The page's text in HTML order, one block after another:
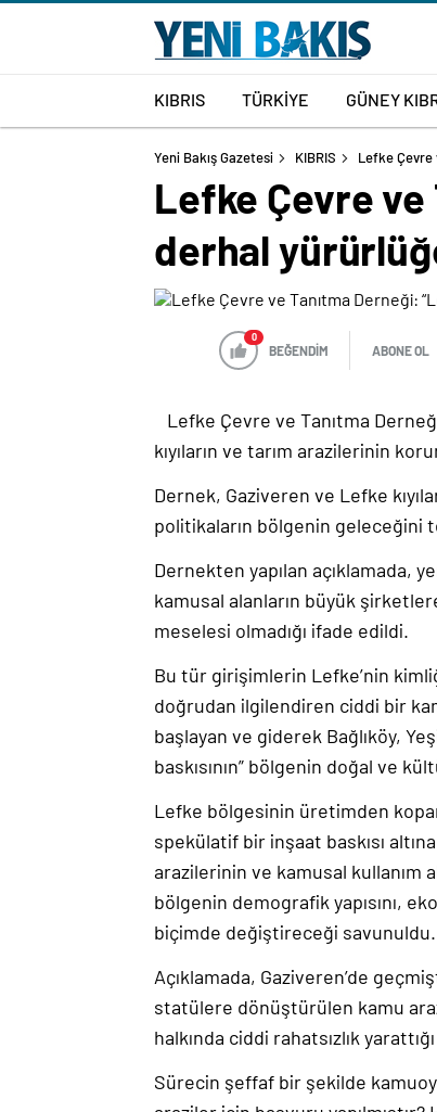
KIBRIS TÜRKİYE GÜNEY
Yeni Bakış Gazetesi KIBRIS Lefke Çevre
Lefke Çevre ve
derhal
0
BEĞENDİM ABONE OL
Lefke Çevre ve Tanıtma
kıyıların ve tarım arazilerinin
Dernek, Gaziveren ve Lefke
politikaların bölgenin
Dernekten yapılan açıklamada,
kamusal alanların büyük
meselesi olmadığı ifade edildi.
Bu tür girişimlerin Lefke’nin
doğrudan ilgilendiren ciddi bir
başlayan ve giderek Bağlıköy,
baskısının” bölgenin doğal ve
Lefke bölgesinin üretimden
spekülatif bir inşaat baskısı
arazilerinin ve kamusal kullanım
bölgenin demografik yapısını,
biçimde değiştireceği savunuldu.
Açıklamada, Gaziveren’de
statülere dönüştürülen kamu
halkında ciddi rahatsızlık
Sürecin şeffaf bir şekilde